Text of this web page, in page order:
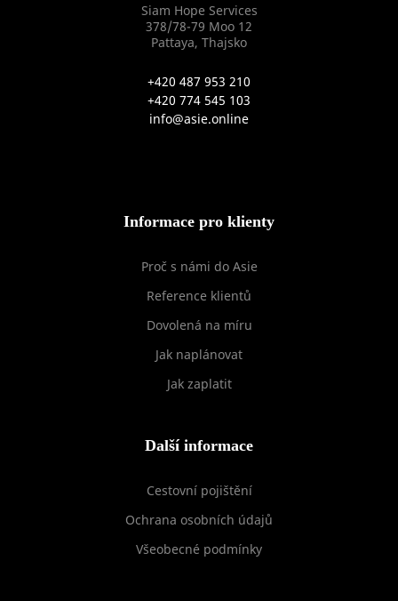
Siam Hope Services
378/78-79 Moo 12
Pattaya, Thajsko
+420 487 953 210
+420 774 545 103
info@asie.online
Informace pro klienty
Proč s námi do Asie
Reference klientů
Dovolená na míru
Jak naplánovat
Jak zaplatit
Další informace
Cestovní pojištění
Ochrana osobních údajů
Všeobecné podmínky